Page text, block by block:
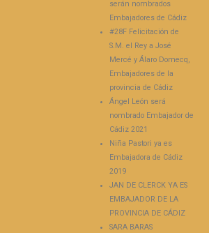
serán nombrados
Embajadores de Cádiz
#28F Felicitación de
S.M. el Rey a José
Mercé y Álaro Domecq,
Embajadores de la
provincia de Cádiz
Ángel León será
nombrado Embajador de
Cádiz 2021
Niña Pastori ya es
Embajadora de Cádiz
2019
JAN DE CLERCK YA ES
EMBAJADOR DE LA
PROVINCIA DE CÁDIZ
SARA BARAS